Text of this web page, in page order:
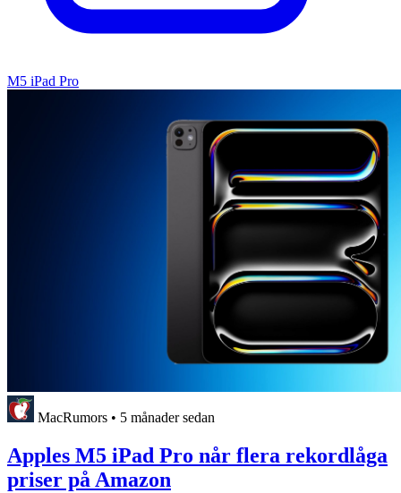
M5 iPad Pro
MacRumors • 5 månader sedan
Apples M5 iPad Pro når flera rekordlåga
priser på Amazon